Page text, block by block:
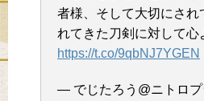
者様、そして大切にされ
れてきた刀剣に対して心
https://t.co/9qbNJ7YGEN
— でじたろう@ニトロプ